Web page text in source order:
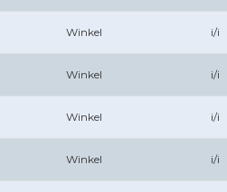
Winkel i/i
Winkel i/i
Winkel i/i
Winkel i/i